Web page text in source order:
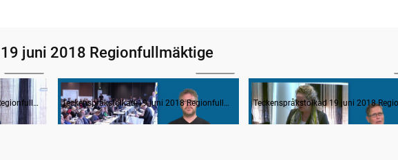
juni 2018 Regionfullmäktige
Övergripande hälso- och sjukvårdsdebatt
Teckenspråkstolkad 19 juni 2018 Regionfullmäktige Teckenspråkstolkad 19 juni 2018 Regionfullmäktige
Utdelning av 2018 års